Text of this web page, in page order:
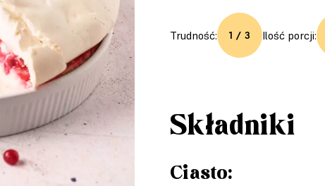
Trudność: 1 / 3 Ilość porcji:
Składniki
Ciasto: